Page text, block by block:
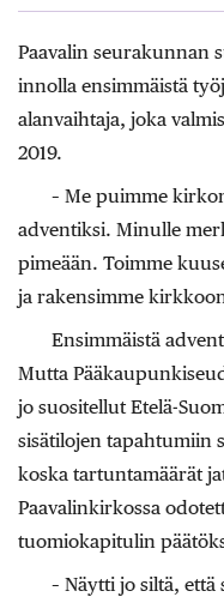
Paavalin seurakunnan
innolla ensimmäistä
alanvaihtaja, joka
2019.
– Me puimme
adventiksi. Minulle
pimeään. Toimme
ja rakensimme
Ensimmäistä
Mutta
jo suositellut Etelä-
sisätilojen tapahtumiin
koska tartuntamäärät
Paavalinkirkossa
tuomiokapitulin
– Näytti jo siltä,